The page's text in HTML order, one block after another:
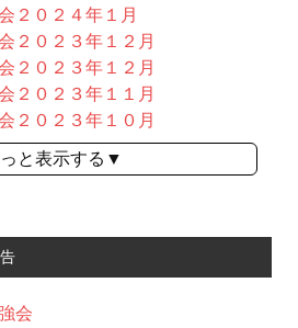
２０２４年１月
２０２３年１２月
２０２３年１２月
２０２３年１１月
２０２３年１０月
と表示する▼
会